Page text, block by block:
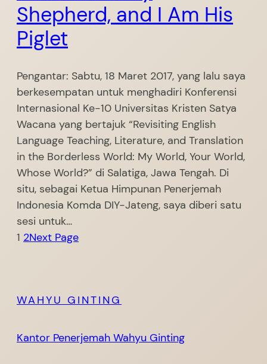
Shepherd, and I Am His
Piglet
Pengantar: Sabtu, 18 Maret 2017, yang lalu saya
berkesempatan untuk menghadiri Konferensi
Internasional Ke-10 Universitas Kristen Satya
Wacana yang bertajuk “Revisiting English
Language Teaching, Literature, and Translation
in the Borderless World: My World, Your World,
Whose World?” di Salatiga, Jawa Tengah. Di
situ, sebagai Ketua Himpunan Penerjemah
Indonesia Komda DIY-Jateng, saya diberi satu
sesi untuk…
1 2Next Page
WAHYU GINTING
Kantor Penerjemah Wahyu Ginting